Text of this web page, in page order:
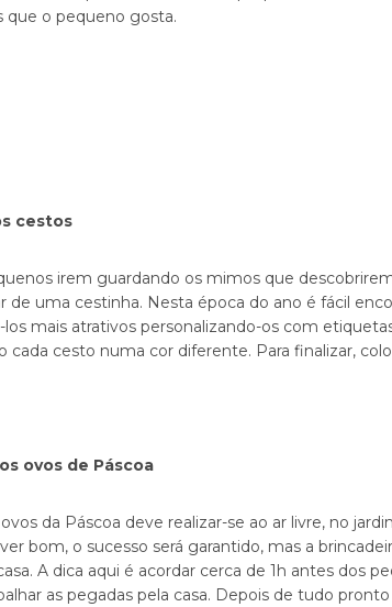
que o pequeno gosta.
cestos
irem guardando os mimos que
de uma cestinha. Nesta época do ano é fácil
mais atrativos personalizando-os com
cada cesto numa cor diferente. Para finalizar,
ovos de Páscoa
da Páscoa deve realizar-se ao ar livre, no
bom, o sucesso será garantido, mas a
A dica aqui é acordar cerca de 1h antes dos
as pegadas pela casa. Depois de tudo